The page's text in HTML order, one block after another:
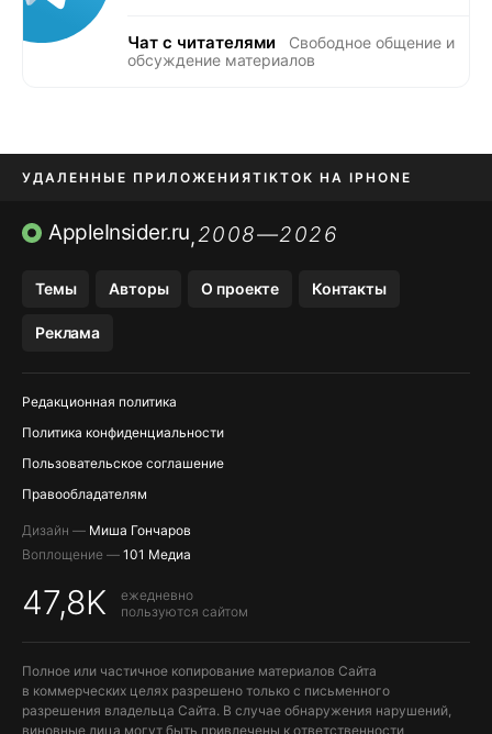
Чат с читателями
Свободное общение и
обсуждение материалов
УДАЛЕННЫЕ ПРИЛОЖЕНИЯTIKTOK НА IPHONE
ПРИЛОЖЕНИЯ БЕЗ APP STORE
AppleInsider.ru,2008—2026
Темы Авторы О проекте Контакты
Реклама
Редакционная политика
Политика конфиденциальности
Пользовательское соглашение
Правообладателям
Дизайн — Миша Гончаров
Воплощение — 101 Медиа
47,8K
ежедневно
пользуются сайтом
Полное или частичное копирование материалов Сайта
в коммерческих целях разрешено только с письменного
разрешения владельца Сайта. В случае обнаружения нарушений,
виновные лица могут быть привлечены к ответственности